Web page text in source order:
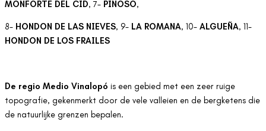
MONFORTE DEL CID, 7- PINOSO,
8- HONDON DE LAS NIEVES, 9- LA ROMANA, 10- ALGUEÑA, 11-
HONDON DE LOS FRAILES
De regio Medio Vinalopó is een gebied met een zeer ruige
topografie, gekenmerkt door de vele valleien en de bergketens die
de natuurlijke grenzen bepalen.